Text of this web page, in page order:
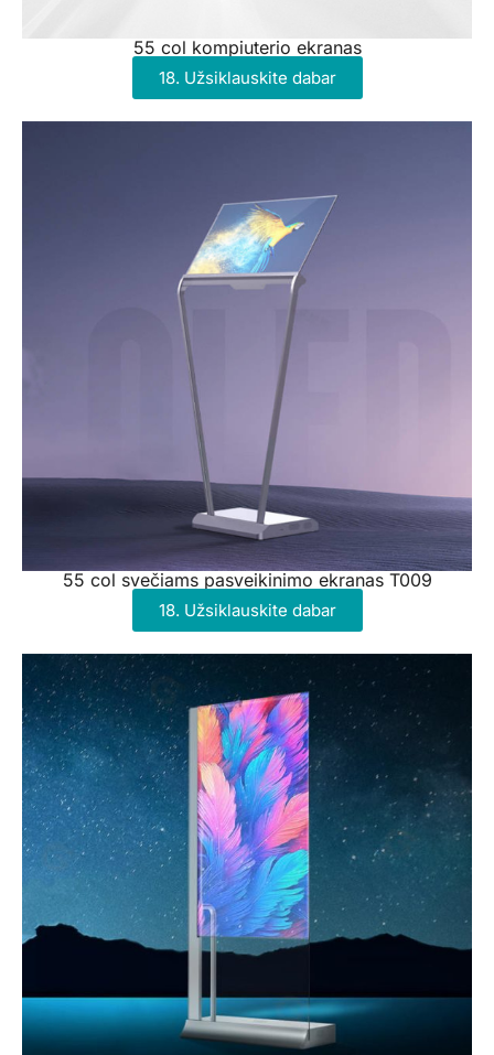
55 col kompiuterio ekranas
18. Užsiklauskite dabar
55 col svečiams pasveikinimo ekranas T009
18. Užsiklauskite dabar